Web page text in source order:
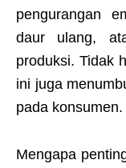
pengurangan
daur ulang,
produksi. Tidak
ini juga
pada konsumen.
Mengapa